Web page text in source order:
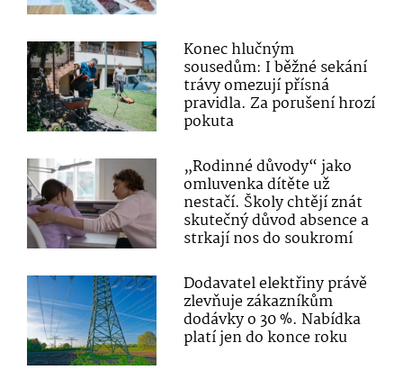
Konec hlučným
sousedům: I běžné sekání
trávy omezují přísná
pravidla. Za porušení hrozí
pokuta
„Rodinné důvody“ jako
omluvenka dítěte už
nestačí. Školy chtějí znát
skutečný důvod absence a
strkají nos do soukromí
Dodavatel elektřiny právě
zlevňuje zákazníkům
dodávky o 30 %. Nabídka
platí jen do konce roku